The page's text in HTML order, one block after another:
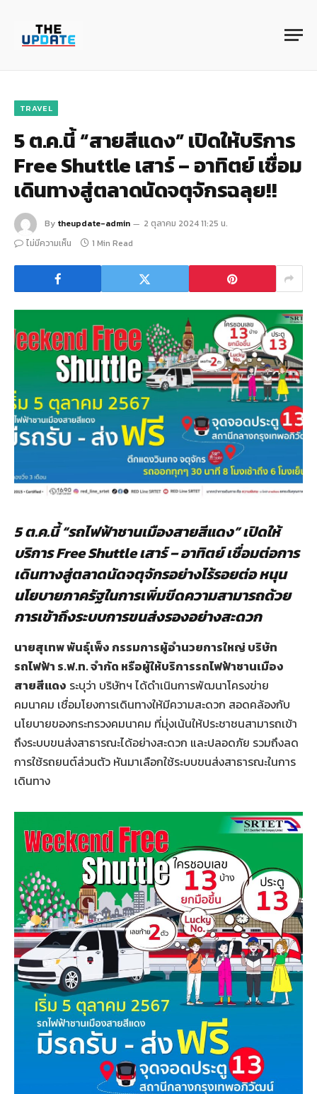
TRAVEL
5 ต.ค.นี้ “สายสีแดง” เปิดให้บริการ
Free Shuttle เสาร์ – อาทิตย์ เชื่อม
เดินทางสู่ตลาดนัดจตุจักรฉลุย!!
By theupdate-admin
2 ตุลาคม 2024 11:25 น.
ไม่มีความเห็น
1 Min Read
5 ต.ค.นี้ “รถไฟฟ้าชานเมืองสายสีแดง” เปิดให้
บริการFree Shuttleเสาร์ – อาทิตย์ เชื่อมต่อการ
เดินทางสู่ตลาดนัดจตุจักรอย่างไร้รอยต่อ หนุน
นโยบายภาครัฐในการเพิ่มขีดความสามารถด้วย
การเข้าถึงระบบการขนส่งรองอย่างสะดวก
นายสุเทพ พันธุ์เพ็ง กรรมการผู้อำนวยการใหญ่ บริษัท
รถไฟฟ้า ร.ฟ.ท. จำกัด หรือผู้ให้บริการรถไฟฟ้าชานเมือง
สายสีแดง ระบุว่า บริษัทฯ ได้ดำเนินการพัฒนาโครงข่าย
คมนาคม เชื่อมโยงการเดินทางให้มีความสะดวก สอดคล้องกับ
นโยบายของกระทรวงคมนาคม ที่มุ่งเน้นให้ประชาชนสามารถเข้า
ถึงระบบขนส่งสาธารณะได้อย่างสะดวก และปลอดภัย รวมถึงลด
การใช้รถยนต์ส่วนตัว หันมาเลือกใช้ระบบขนส่งสาธารณะในการ
เดินทาง